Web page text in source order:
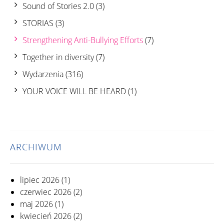
Sound of Stories 2.0(3)
STORIAS (3)
Strengthening Anti-Bullying Efforts(7)
Together in diversity(7)
Wydarzenia(316)
YOUR VOICE WILL BE HEARD(1)
ARCHIWUM
lipiec 2026(1)
czerwiec 2026(2)
maj 2026(1)
kwiecień 2026(2)